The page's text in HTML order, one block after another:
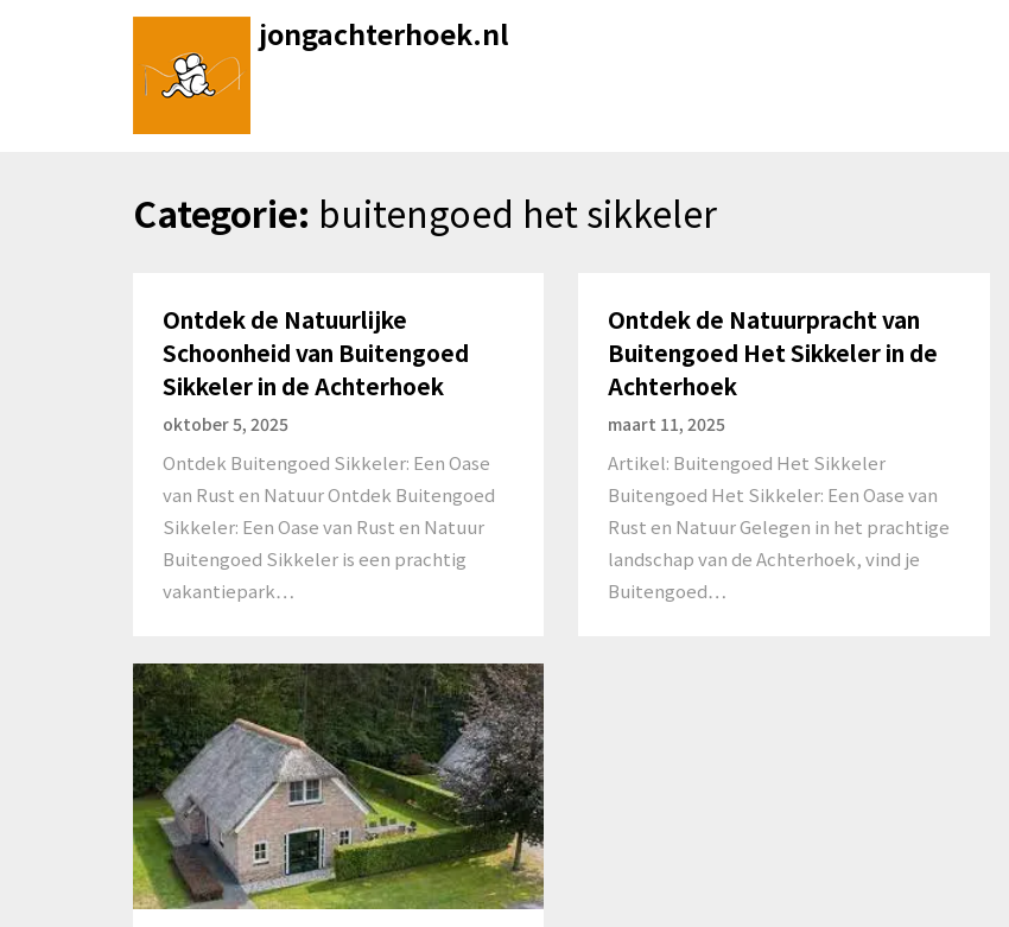
jongachterhoek.nl
Categorie: buitengoed het sikkeler
Ontdek de Natuurlijke
Schoonheid van Buitengoed
Sikkeler in de Achterhoek
oktober 5, 2025
Ontdek Buitengoed Sikkeler: Een Oase
van Rust en Natuur Ontdek Buitengoed
Sikkeler: Een Oase van Rust en Natuur
Buitengoed Sikkeler is een prachtig
vakantiepark…
Ontdek de Natuurpracht van
Buitengoed Het Sikkeler in de
Achterhoek
maart 11, 2025
Artikel: Buitengoed Het Sikkeler
Buitengoed Het Sikkeler: Een Oase van
Rust en Natuur Gelegen in het prachtige
landschap van de Achterhoek, vind je
Buitengoed…